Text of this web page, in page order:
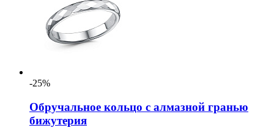
-25%
Обручальное кольцо с алмазной гранью
бижутерия